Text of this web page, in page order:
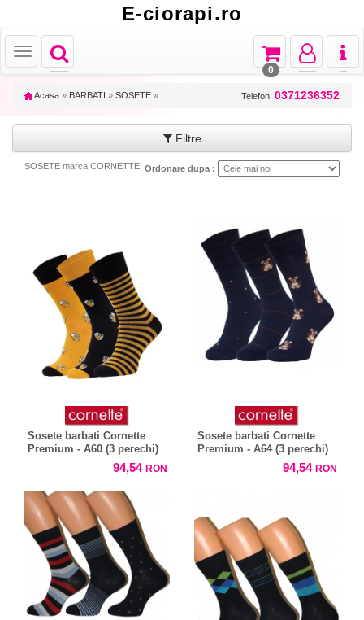
E-ciorapi.ro
Toggle
navigation
Toggle
Toggle
navigation
Toggle
navigation
Toggle
navigation
0
Acasa » BARBATI » SOSETE » Telefon: 0371236352
Filtre
SOSETE marca CORNETTE Ordonare dupa :
Sosete barbati Cornette
Premium - A60 (3 perechi)
94,54 RON
Sosete barbati Cornette
Premium - A64 (3 perechi)
94,54 RON